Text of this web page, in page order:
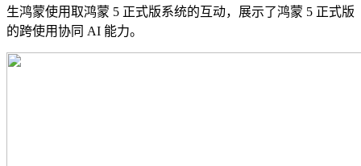
生鸿蒙使用取鸿蒙 5 正式版系统的互动，展示了鸿蒙 5 正式版
的跨使用协同 AI 能力。